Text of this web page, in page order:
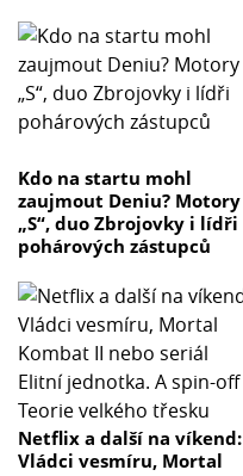
Kdo na startu mohl
zaujmout Deniu? Motory
„S“, duo Zbrojovky i lídři
pohárových zástupců
Netflix a další na víkend:
Vládci vesmíru, Mortal